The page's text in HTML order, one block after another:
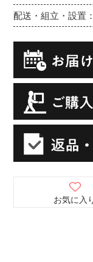
配送・組立・設置
お気に入